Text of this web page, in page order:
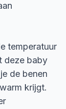
temperatuur
deze baby
de benen
krijgt.